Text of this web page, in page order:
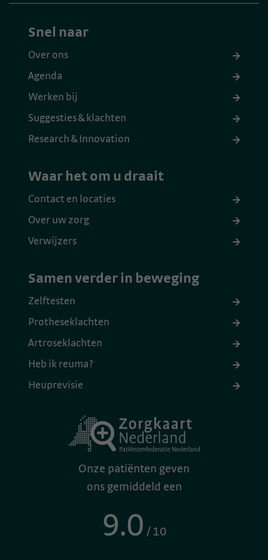
Snel naar
Over ons
Agenda
Werken bij
Suggesties & klachten
Research & Innovation
Waar het om u draait
Contact en locaties
Over uw zorg
Verwijzers
Samen verder in beweging
Zelftesten
Protheseklachten
Artroseklachten
Heb ik reuma?
Heuprevisie
Onze patiënten geven
ons gemiddeld een
9.0 / 10